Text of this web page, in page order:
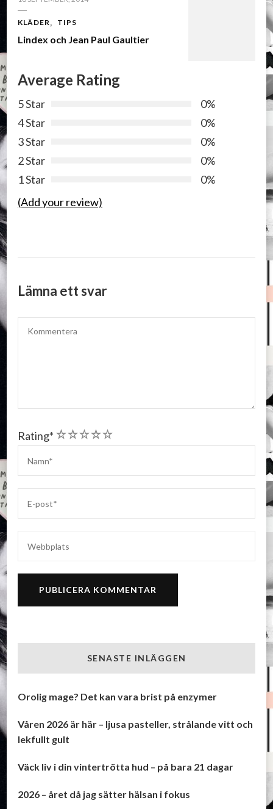
KLÄDER TIPS
Lindex och Jean Paul Gaultier
Average Rating
5 Star
0%
4 Star
0%
3 Star
0%
2 Star
0%
1 Star
0%
(Add your review)
Lämna ett svar
Rating* 5
4
3
2
1
SENASTE INLÄGGEN
Orolig mage? Det kan vara brist på enzymer
Våren 2026 är här – ljusa pasteller, strålande vitt och
lekfullt gult
Väck liv i din vintertrötta hud – på bara 21 dagar
2026 – året då jag sätter hälsan i fokus